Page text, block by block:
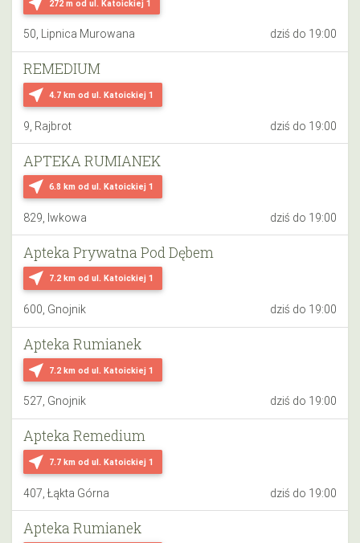
272 m od ul. Katoickiej 1
50, Lipnica Murowana dziś do 19:00
near_me 4.7 km od ul. Katoickiej 1
REMEDIUM
9, Rajbrot dziś do 19:00
near_me 6.8 km od ul. Katoickiej 1
APTEKA RUMIANEK
829, Iwkowa dziś do 19:00
near_me 7.2 km od ul. Katoickiej 1
Apteka Prywatna Pod Dębem
600, Gnojnik dziś do 19:00
near_me 7.2 km od ul. Katoickiej 1
Apteka Rumianek
527, Gnojnik dziś do 19:00
near_me 7.7 km od ul. Katoickiej 1
Apteka Remedium
407, Łąkta Górna dziś do 19:00
Apteka Rumianek